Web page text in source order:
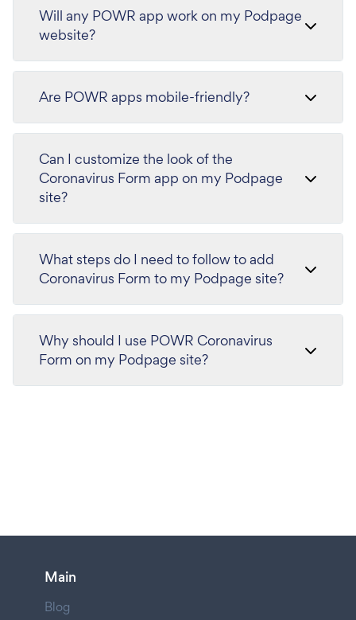
Will any POWR app work on my Podpage
website?
Are POWR apps mobile-friendly?
Can I customize the look of the
Coronavirus Form app on my Podpage
site?
What steps do I need to follow to add
Coronavirus Form to my Podpage site?
Why should I use POWR Coronavirus
Form on my Podpage site?
Main
Blog